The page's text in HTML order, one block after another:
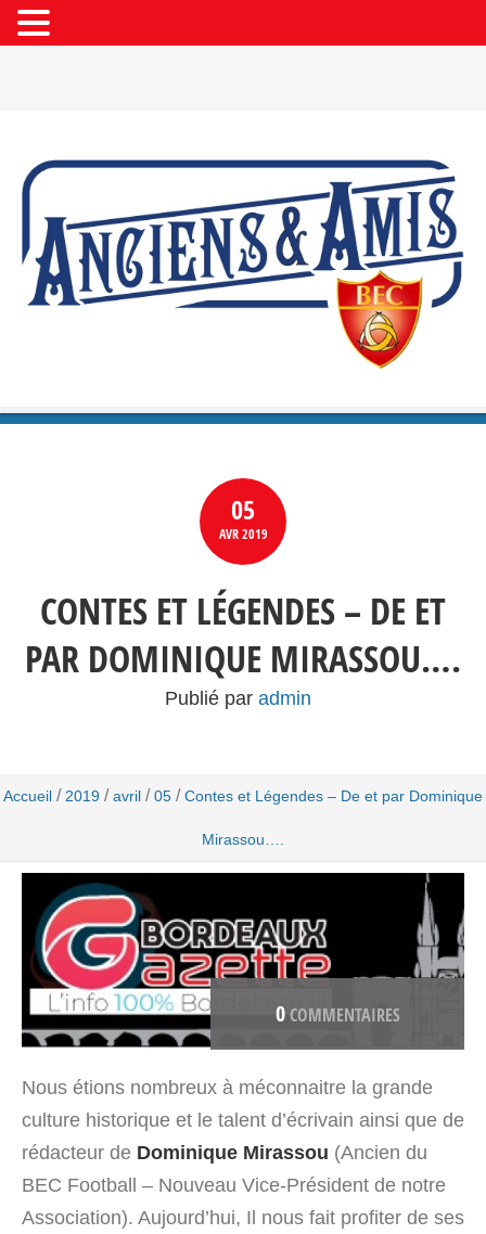
05
AVR2019
CONTES ET LÉGENDES – DE ET
PAR DOMINIQUE MIRASSOU….
Publié par admin
Accueil / 2019 / avril / 05 / Contes et Légendes – De et par Dominique
Mirassou….
0COMMENTAIRES
Nous étions nombreux à méconnaitre la grande
culture historique et le talent d’écrivain ainsi que de
rédacteur de Dominique Mirassou (Ancien du
BEC Football – Nouveau Vice-Président de notre
Association). Aujourd’hui, Il nous fait profiter de ses